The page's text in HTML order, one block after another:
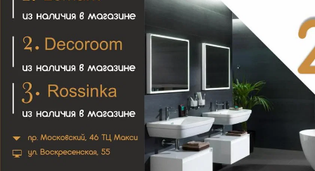
Ванна 'Miami silk' 1805х785